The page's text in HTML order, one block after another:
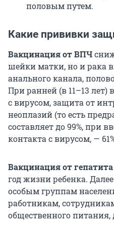
половым путем.
Какие прививки
Вакцинация от ВПЧ
шейки матки, но и рака
анального канала,
При ранней (в 11–13 лет)
с вирусом, защита от
неоплазий (то есть
составляет до 99%, при
контакта с вирусом, —
Вакцинация от
год жизни ребенка.
особым группам
работникам,
общественного